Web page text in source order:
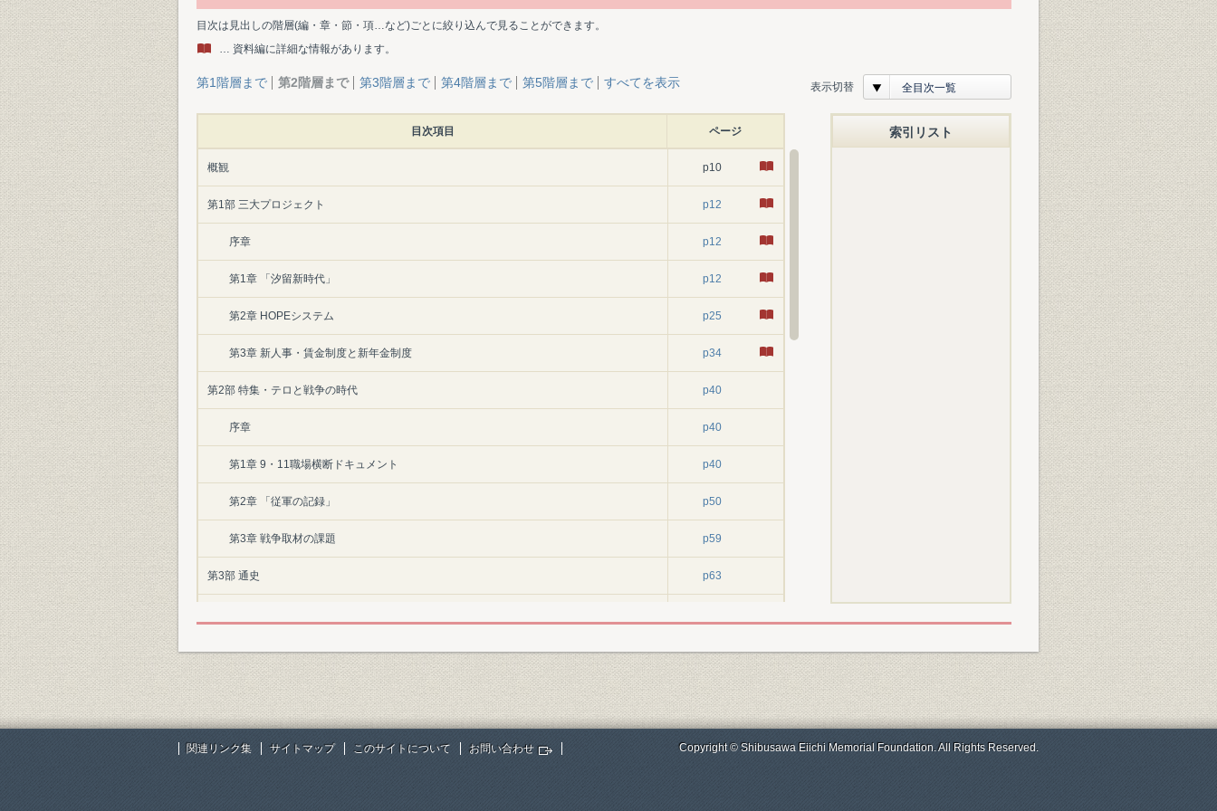
目次は見出しの階層(編・章・節・項…など)ごとに絞り込んで見ることができます。
… 資料編に詳細な情報があります。
第1階層まで 第2階層まで 第3階層まで 第4階層まで 第5階層まで すべてを表示 表示切替 全目次一覧
目次項目 ページ
概観 p10
第1部 三大プロジェクト p12
序章 p12
第1章 「汐留新時代」 p12
第2章 HOPEシステム p25
第3章 新人事・賃金制度と新年金制度 p34
第2部 特集・テロと戦争の時代 p40
序章 p40
第1章 9・11職場横断ドキュメント p40
第2章 「従軍の記録」 p50
第3章 戦争取材の課題 p59
第3部 通史 p63
第2章 斎田時代(98・6・18―02・12・12) p99
第3章 山内時代(02・12・12―05・6・16) p171
第4章 石川時代(05・6・16―) p232
索引リスト
関連リンク集 サイトマップ このサイトについて お問い合わせ Copyright © Shibusawa Eiichi Memorial Foundation. All Rights Reserved.